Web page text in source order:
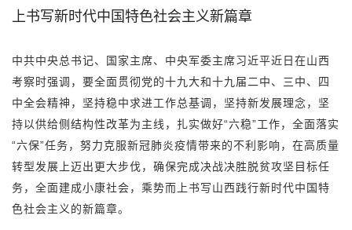
上书写新时代中国特色社会主义新篇章
中共中央总书记、国家主席、中央军委主席习近平近日在山西
考察时强调，要全面贯彻党的十九大和十九届二中、三中、四
中全会精神，坚持稳中求进工作总基调，坚持新发展理念，坚
持以供给侧结构性改革为主线，扎实做好“六稳”工作，全面落实
“六保”任务，努力克服新冠肺炎疫情带来的不利影响，在高质量
转型发展上迈出更大步伐，确保完成决战决胜脱贫攻坚目标任
务，全面建成小康社会，乘势而上书写山西践行新时代中国特
色社会主义的新篇章。